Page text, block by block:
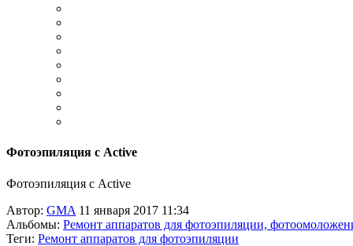
Фотоэпиляция с Active
Фотоэпиляция с Active
Автор: GMA 11 января 2017 11:34
Альбомы: Ремонт аппаратов для фотоэпиляции,
Теги: Ремонт аппаратов для фотоэпиляции